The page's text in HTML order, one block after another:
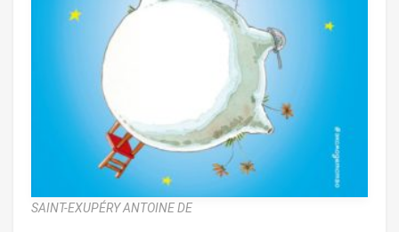
SAINT-EXUPÉRY ANTOINE DE